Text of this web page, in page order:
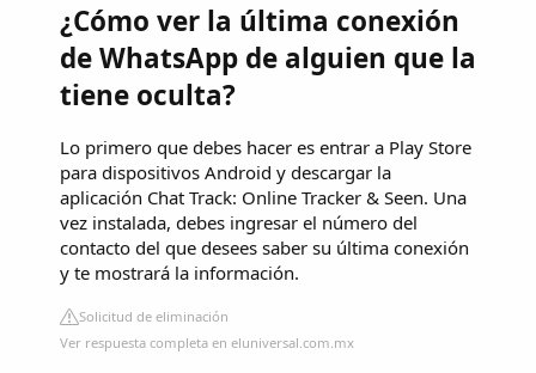
¿Cómo ver la última conexión
de WhatsApp de alguien que la
tiene oculta?
Lo primero que debes hacer es entrar a Play Store
para dispositivos Android y descargar la
aplicación Chat Track: Online Tracker & Seen. Una
vez instalada, debes ingresar el número del
contacto del que desees saber su última conexión
y te mostrará la información.
Solicitud de eliminación
Ver respuesta completa en eluniversal.com.mx